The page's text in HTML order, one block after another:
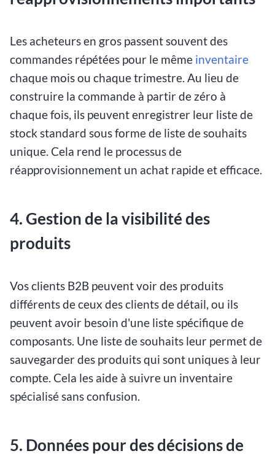
Les acheteurs en gros passent souvent des
commandes répétées pour le même inventaire
chaque mois ou chaque trimestre. Au lieu de
construire la commande à partir de zéro à
chaque fois, ils peuvent enregistrer leur liste de
stock standard sous forme de liste de souhaits
unique. Cela rend le processus de
réapprovisionnement un achat rapide et efficace.
4. Gestion de la visibilité des
produits
Vos clients B2B peuvent voir des produits
différents de ceux des clients de détail, ou ils
peuvent avoir besoin d'une liste spécifique de
composants. Une liste de souhaits leur permet de
sauvegarder des produits qui sont uniques à leur
compte. Cela les aide à suivre un inventaire
spécialisé sans confusion.
5. Données pour des décisions de